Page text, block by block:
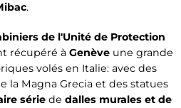
.
de l'Unité de Protection
récupéré à Genève une grande
volés en Italie: avec des
la Magna Grecia et des statues
série de dalles murales et de